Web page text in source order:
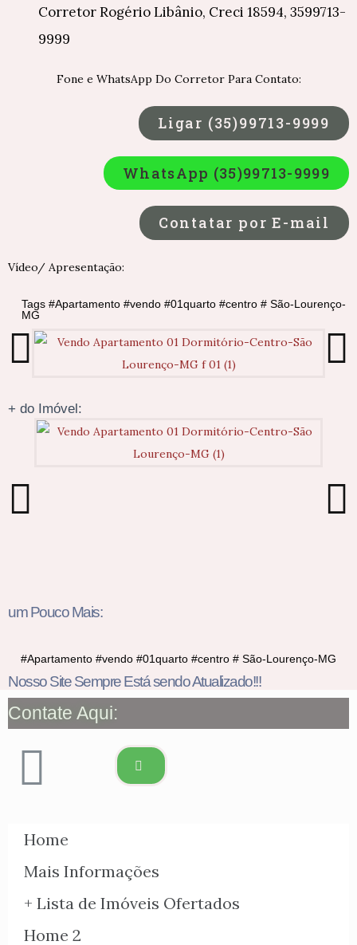
Corretor Rogério Libânio, Creci 18594, 3599713-
9999
Fone e WhatsApp Do Corretor Para Contato:
Ligar (35)99713-9999
WhatsApp (35)99713-9999
Contatar por E-mail
Vídeo/ Apresentação:
Tags #Apartamento #vendo #01quarto #centro # São-Lourenço-
MG
+ do Imóvel:
um Pouco Mais:
#Apartamento #vendo #01quarto #centro # São-Lourenço-MG
Nosso Site Sempre Está sendo Atualizado!!!
Contate Aqui:
Home
Mais Informações
+ Lista de Imóveis Ofertados
Home 2